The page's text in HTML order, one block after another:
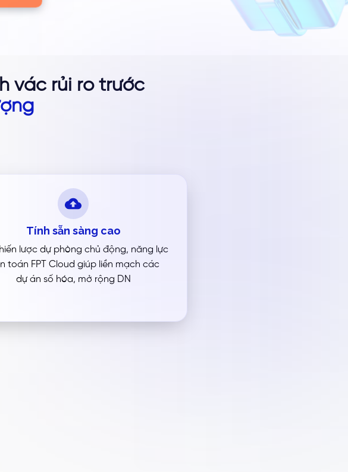
Tính sẵn sàng cao
lược dự phòng chủ động, năng lực
toán FPT Cloud giúp liền mạch các
dự án số hóa, mở rộng DN
vác rủi ro trước